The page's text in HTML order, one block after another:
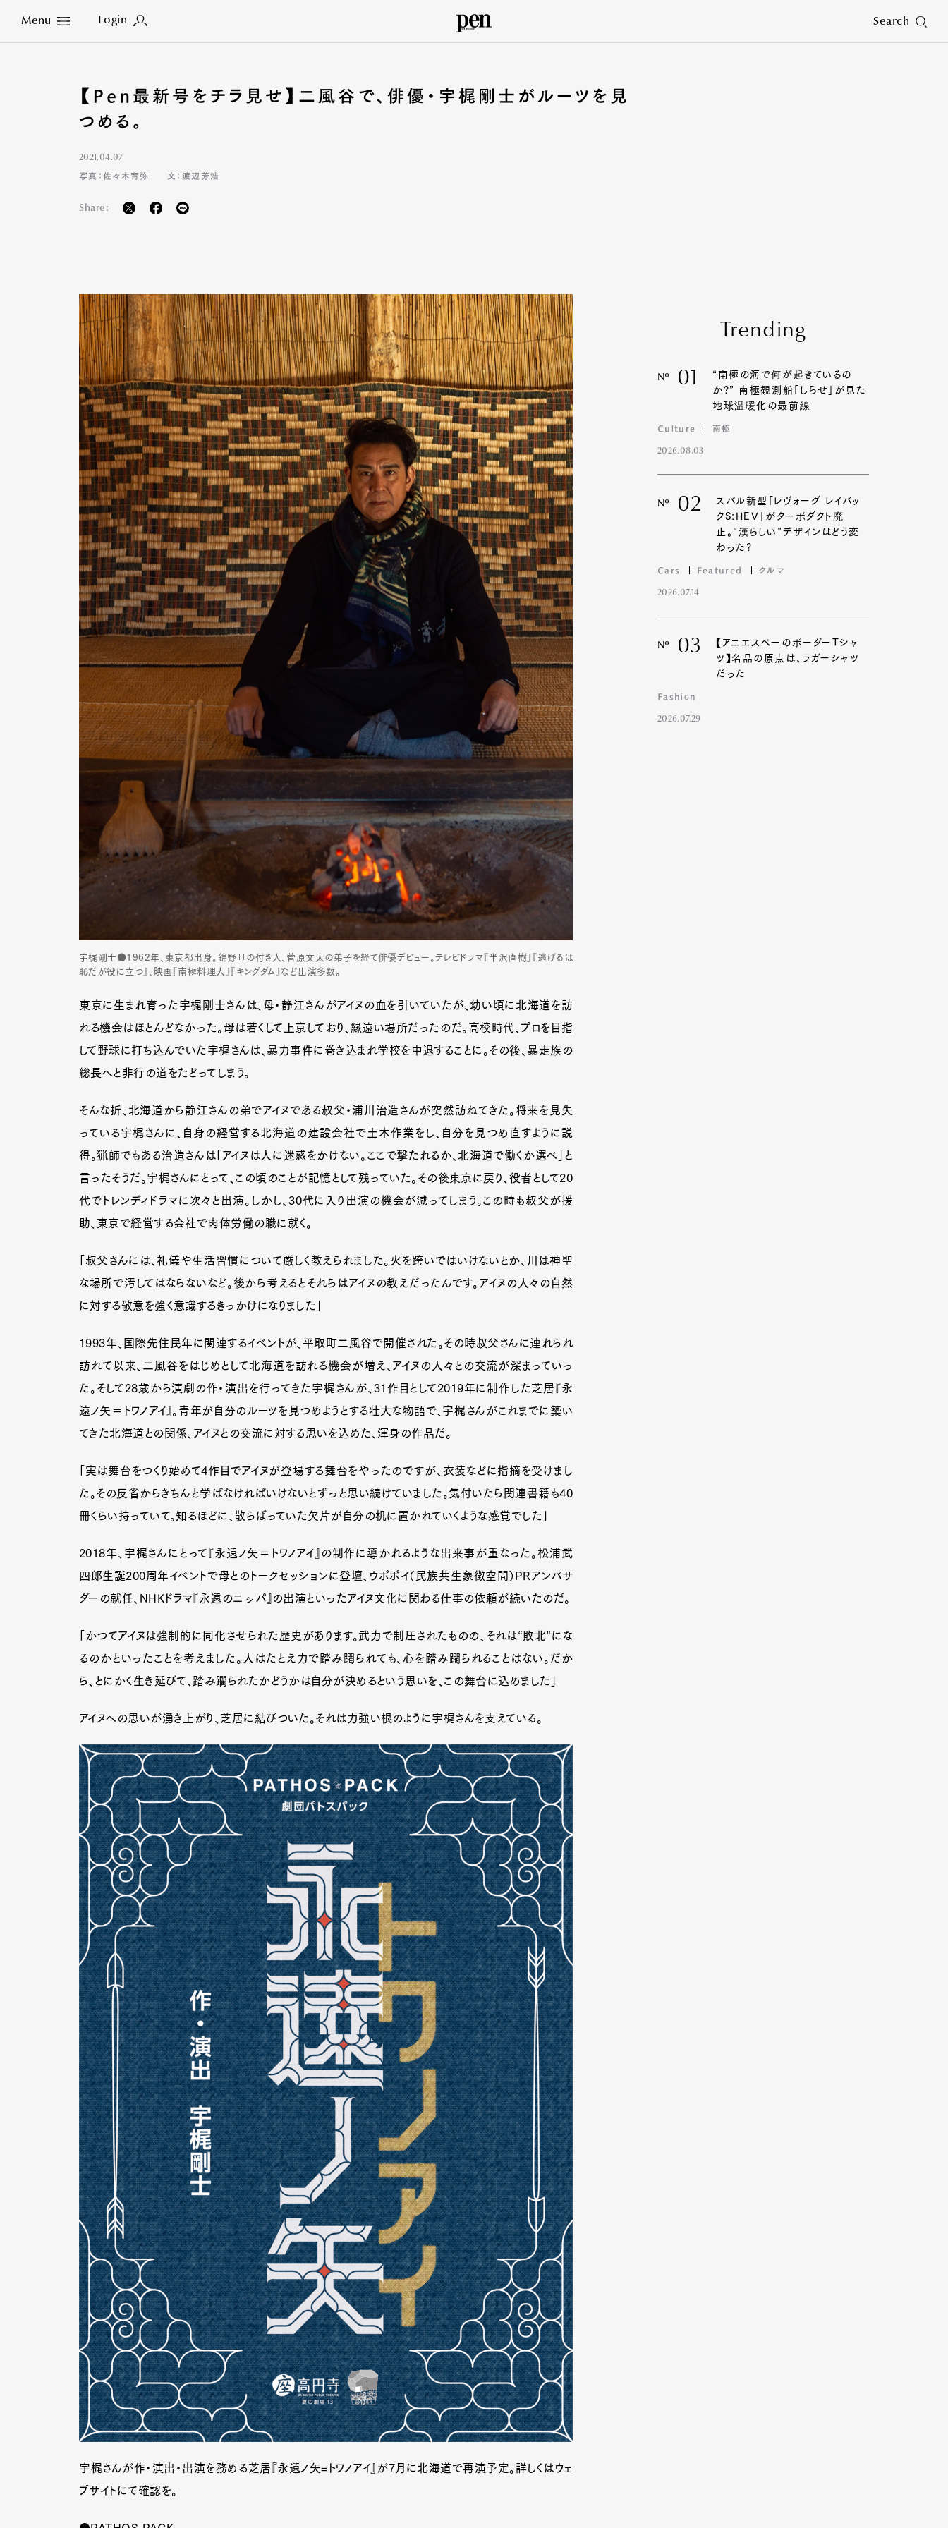
Menu Login Search
Close
Lifestyle
Pen Membership Magazine Official Columnist
Pen Meet Pen international Pen tw
【Pen最新号をチラ見せ】二風谷で、俳優・宇梶剛士がルーツを見
つめる。
2021.04.07
写真：佐々木育弥 文：渡辺芳浩
Share:
宇梶剛士●1962年、東京都出身。錦野旦の付き人、菅原文太の弟子を経て俳優デビュー。テレビドラマ『半沢直樹』『逃げるは
恥だが役に立つ』、映画『南極料理人』『キングダム』など出演多数。
東京に生まれ育った宇梶剛士さんは、母・静江さんがアイヌの血を引いていたが、幼い頃に北海道を訪
れる機会はほとんどなかった。母は若くして上京しており、縁遠い場所だったのだ。高校時代、プロを目指
して野球に打ち込んでいた宇梶さんは、暴力事件に巻き込まれ学校を中退することに。その後、暴走族の
総長へと非行の道をたどってしまう。
そんな折、北海道から静江さんの弟でアイヌである叔父・浦川治造さんが突然訪ねてきた。将来を見失
っている宇梶さんに、自身の経営する北海道の建設会社で土木作業をし、自分を見つめ直すように説
得。猟師でもある治造さんは「アイヌは人に迷惑をかけない。ここで撃たれるか、北海道で働くか選べ」と
言ったそうだ。宇梶さんにとって、この頃のことが記憶として残っていた。その後東京に戻り、役者として20
代でトレンディドラマに次々と出演。しかし、30代に入り出演の機会が減ってしまう。この時も叔父が援
助、東京で経営する会社で肉体労働の職に就く。
「叔父さんには、礼儀や生活習慣について厳しく教えられました。火を跨いではいけないとか、川は神聖
な場所で汚してはならないなど。後から考えるとそれらはアイヌの教えだったんです。アイヌの人々の自然
に対する敬意を強く意識するきっかけになりました」
1993年、国際先住民年に関連するイベントが、平取町二風谷で開催された。その時叔父さんに連れられ
訪れて以来、二風谷をはじめとして北海道を訪れる機会が増え、アイヌの人々との交流が深まっていっ
た。そして28歳から演劇の作・演出を行ってきた宇梶さんが、31作目として2019年に制作した芝居『永
遠ノ矢＝トワノアイ』。青年が自分のルーツを見つめようとする壮大な物語で、宇梶さんがこれまでに築い
てきた北海道との関係、アイヌとの交流に対する思いを込めた、渾身の作品だ。
「実は舞台をつくり始めて4作目でアイヌが登場する舞台をやったのですが、衣装などに指摘を受けまし
た。その反省からきちんと学ばなければいけないとずっと思い続けていました。気付いたら関連書籍も40
冊くらい持っていて。知るほどに、散らばっていた欠片が自分の机に置かれていくような感覚でした」
2018年、宇梶さんにとって『永遠ノ矢＝トワノアイ』の制作に導かれるような出来事が重なった。松浦武
四郎生誕200周年イベントで母とのトークセッションに登壇、ウポポイ（民族共生象徴空間）PRアンバサ
ダーの就任、NHKドラマ『永遠のニㇱパ』の出演といったアイヌ文化に関わる仕事の依頼が続いたのだ。
「かつてアイヌは強制的に同化させられた歴史があります。武力で制圧されたものの、それは“敗北”にな
るのかといったことを考えました。人はたとえ力で踏み躙られても、心を踏み躙られることはない。だか
ら、とにかく生き延びて、踏み躙られたかどうかは自分が決めるという思いを、この舞台に込めました」
アイヌへの思いが湧き上がり、芝居に結びついた。それは力強い根のように宇梶さんを支えている。
宇梶さんが作・演出・出演を務める芝居『永遠ノ矢=トワノアイ』が7月に北海道で再演予定。詳しくはウェ
ブサイトにて確認を。
Trending
Nº 01
“南極の海で何が起きているの
か?” 南極観測船「しらせ」が見た
地球温暖化の最前線
Culture 南極
2026.08.03
Nº 02
スバル新型「レヴォーグ レイバッ
クS:HEV」がターボダクト廃
止。“漢らしい”デザインはどう変
わった?
Cars Featured クルマ
2026.07.14
Nº 03
【アニエスベーのボーダーTシャ
ツ】名品の原点は、ラガーシャツ
だった
Fashion
2026.07.29